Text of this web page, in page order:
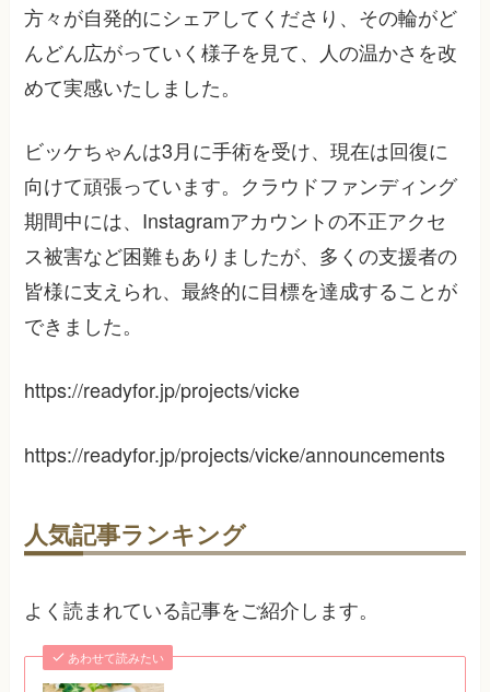
方々が自発的にシェアしてくださり、その輪がど
んどん広がっていく様子を見て、人の温かさを改
めて実感いたしました。
ビッケちゃんは3月に手術を受け、現在は回復に
向けて頑張っています。クラウドファンディング
期間中には、Instagramアカウントの不正アクセ
ス被害など困難もありましたが、多くの支援者の
皆様に支えられ、最終的に目標を達成することが
できました。
https://readyfor.jp/projects/vicke
https://readyfor.jp/projects/vicke/announcements
人気記事ランキング
よく読まれている記事をご紹介します。
あわせて読みたい